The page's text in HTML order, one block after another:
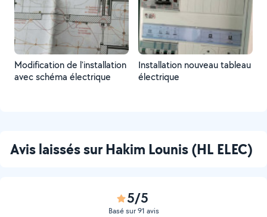
Modification de l'installation
avec schéma électrique
Installation nouveau tableau
électrique
Avis laissés sur Hakim Lounis (HL ELEC)
5/5
Basé sur 91 avis